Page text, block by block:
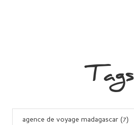
Tags
agence de voyage madagascar (7)